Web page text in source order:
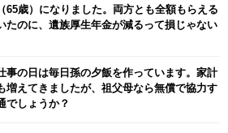
65歳）になりました。両方とも全額もらえる
たのに、遺族厚生年金が減るって損じゃない
事の日は毎日孫の夕飯を作っています。家計
増えてきましたが、祖父母なら無償で協力す
でしょうか？